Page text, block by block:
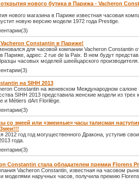
нового бутика в Парижа - Vacheron
нового магазина в Париже известная часовая
новую версию модели 1972 года Prestige.
Constantin в Париже!
для часовой компании Vacheron Constantin
в Париже, адрес: 2 rue de la Paix. В нем будут
часовых моделей швейцарского производителя.
на SIHH 2013
Constantin на женевском Международном салоне
SIHH 2013 представила женские модели из трех
и Métiers dArt Florilège.
со змеей или «змеиные» часы талисман
2012 год год могущественного Дракона, уступив
года.
Constantin стала обладателем премии Florens
Vacheron Constantin, известная на часовом
моделями наручных часов, получила премию